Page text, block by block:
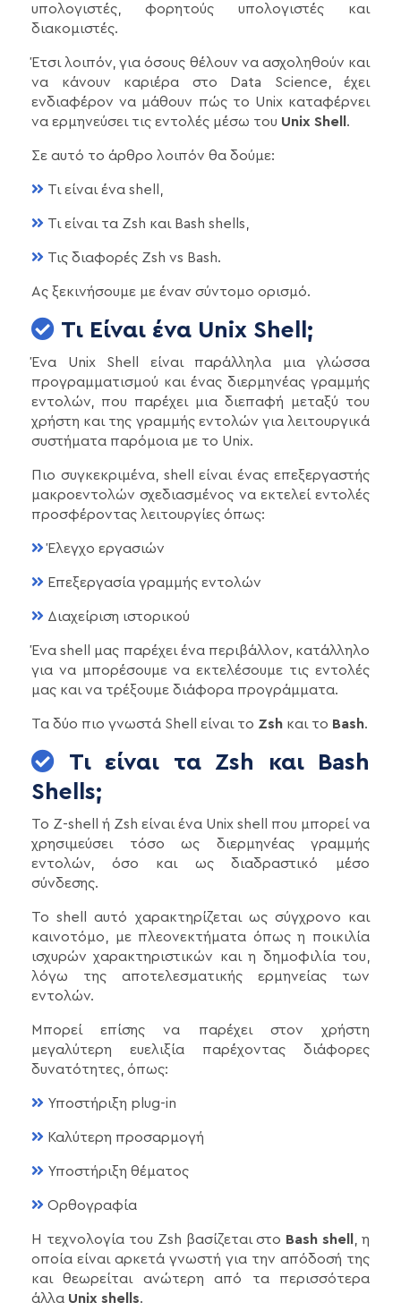
υπολογιστές, φορητούς υπολογιστές και
διακομιστές.
Έτσι λοιπόν, για όσους θέλουν να ασχοληθούν και
να κάνουν καριέρα στο Data Science, έχει
ενδιαφέρον να μάθουν πώς το Unix καταφέρνει
να ερμηνεύσει τις εντολές μέσω του Unix Shell .
Σε αυτό το άρθρο λοιπόν θα δούμε:
Τι είναι ένα shell,
Τι είναι τα Zsh και Bash shells,
Τις διαφορές Zsh vs Bash.
Ας ξεκινήσουμε με έναν σύντομο ορισμό.
Τι Είναι ένα Unix Shell;
Ένα Unix Shell είναι παράλληλα μια γλώσσα
προγραμματισμού και ένας διερμηνέας γραμμής
εντολών, που παρέχει μια διεπαφή μεταξύ του
χρήστη και της γραμμής εντολών για λειτουργικά
συστήματα παρόμοια με το Unix.
Πιο συγκεκριμένα, shell είναι ένας επεξεργαστής
μακροεντολών σχεδιασμένος να εκτελεί εντολές
προσφέροντας λειτουργίες όπως:
Έλεγχο εργασιών
Επεξεργασία γραμμής εντολών
Διαχείριση ιστορικού
Ένα shell μας παρέχει ένα περιβάλλον, κατάλληλο
για να μπορέσουμε να εκτελέσουμε τις εντολές
μας και να τρέξουμε διάφορα προγράμματα.
Τα δύο πιο γνωστά Shell είναι το Zsh και το Bash.
Τι είναι τα Zsh και Bash
Shells;
Το Z-shell ή Zsh είναι ένα Unix shell που μπορεί να
χρησιμεύσει τόσο ως διερμηνέας γραμμής
εντολών, όσο και ως διαδραστικό μέσο
σύνδεσης.
To shell αυτό χαρακτηρίζεται ως σύγχρονο και
καινοτόμο, με πλεονεκτήματα όπως η ποικιλία
ισχυρών χαρακτηριστικών και η δημοφιλία του,
λόγω της αποτελεσματικής ερμηνείας των
εντολών.
Μπορεί επίσης να παρέχει στον χρήστη
μεγαλύτερη ευελιξία παρέχοντας διάφορες
δυνατότητες, όπως:
Υποστήριξη plug-in
Καλύτερη προσαρμογή
Υποστήριξη θέματος
Ορθογραφία
Η τεχνολογία του Zsh βασίζεται στο Bash shell
, η
οποία είναι αρκετά γνωστή για την απόδοσή της
και θεωρείται ανώτερη από τα περισσότερα
άλλα Unix shells.